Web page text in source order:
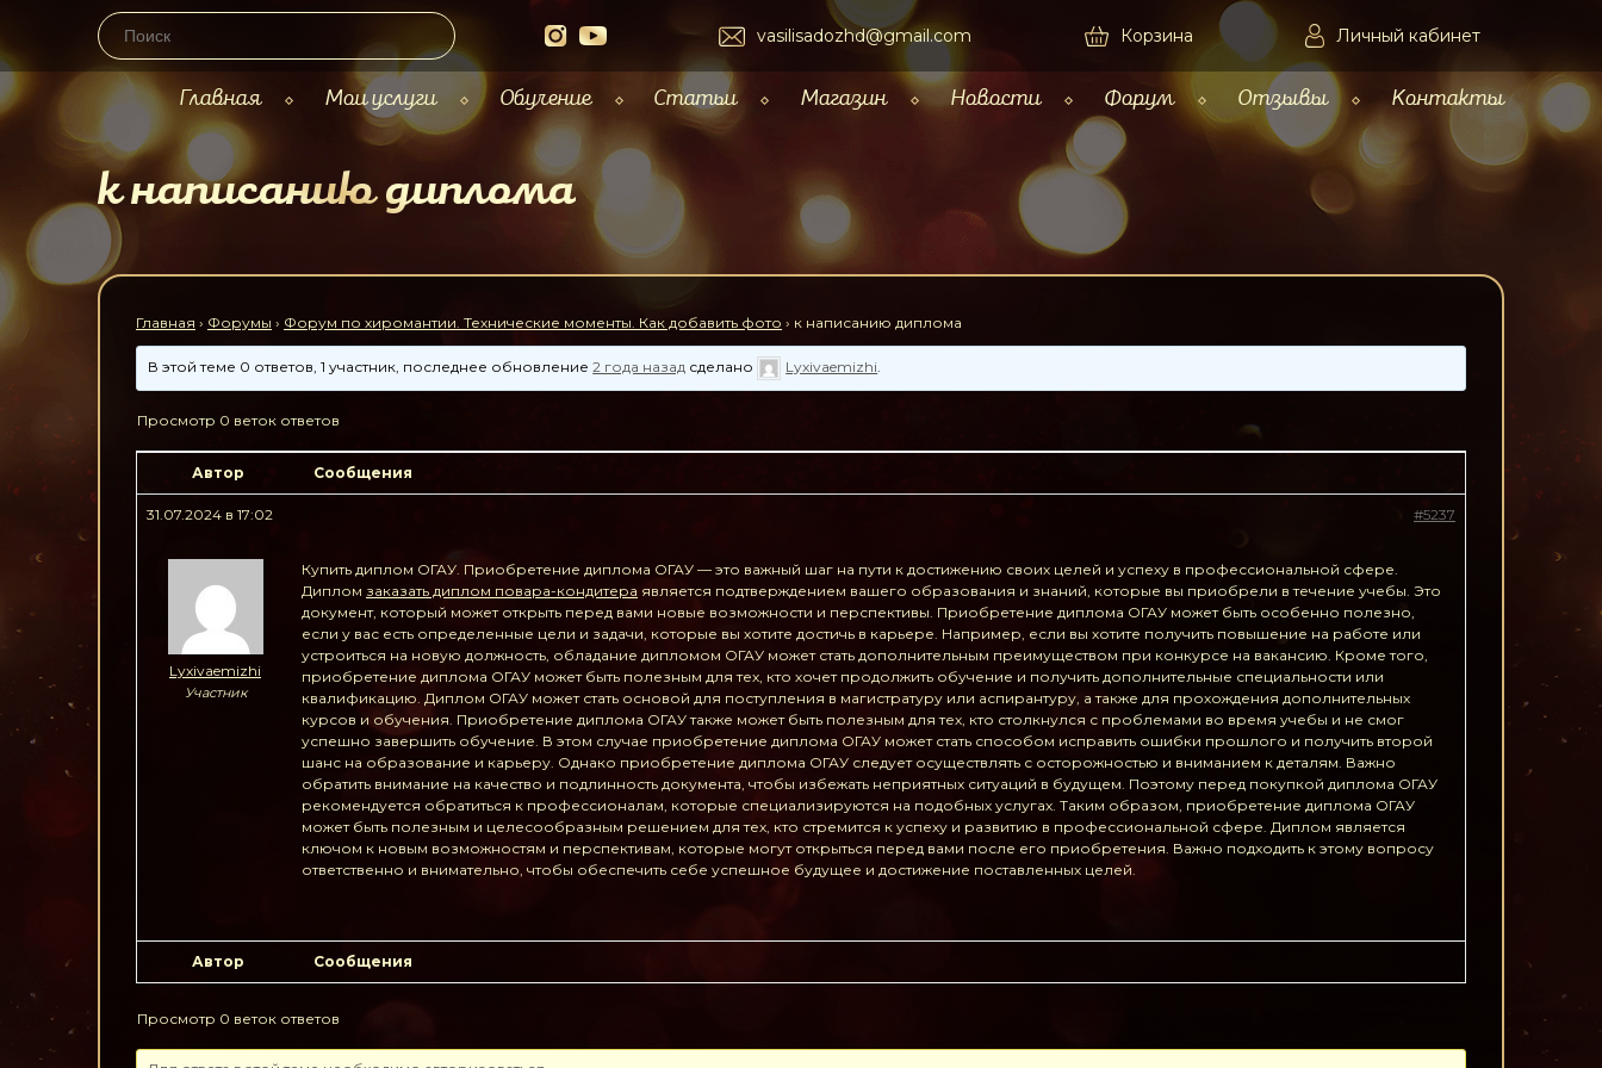
vasilisadozhd@gmail.com Корзина Личный кабинет
Главная Мои услуги Обучение Статьи Магазин Новости Форум Отзывы Контакты
к написанию диплома
Главная › Форумы › Форум по хиромантии. Технические моменты. Как добавить фото › к написанию диплома
В этой теме 0 ответов, 1 участник, последнее обновление2 года назад сделано Lyxivaemizhi.
Просмотр 0 веток ответов
Автор Сообщения
31.07.2024 в 17:02 #5237
Lyxivaemizhi
Участник
Купить диплом ОГАУ. Приобретение диплома ОГАУ — это важный шаг на пути к достижению своих целей и успеху в профессиональной сфере.
Диплом заказать диплом повара-кондитера является подтверждением вашего образования и знаний, которые вы приобрели в течение учебы. Это
документ, который может открыть перед вами новые возможности и перспективы. Приобретение диплома ОГАУ может быть особенно полезно,
если у вас есть определенные цели и задачи, которые вы хотите достичь в карьере. Например, если вы хотите получить повышение на работе или
устроиться на новую должность, обладание дипломом ОГАУ может стать дополнительным преимуществом при конкурсе на вакансию. Кроме того,
приобретение диплома ОГАУ может быть полезным для тех, кто хочет продолжить обучение и получить дополнительные специальности или
квалификацию. Диплом ОГАУ может стать основой для поступления в магистратуру или аспирантуру, а также для прохождения дополнительных
курсов и обучения. Приобретение диплома ОГАУ также может быть полезным для тех, кто столкнулся с проблемами во время учебы и не смог
успешно завершить обучение. В этом случае приобретение диплома ОГАУ может стать способом исправить ошибки прошлого и получить второй
шанс на образование и карьеру. Однако приобретение диплома ОГАУ следует осуществлять с осторожностью и вниманием к деталям. Важно
обратить внимание на качество и подлинность документа, чтобы избежать неприятных ситуаций в будущем. Поэтому перед покупкой диплома ОГАУ
рекомендуется обратиться к профессионалам, которые специализируются на подобных услугах. Таким образом, приобретение диплома ОГАУ
может быть полезным и целесообразным решением для тех, кто стремится к успеху и развитию в профессиональной сфере. Диплом является
ключом к новым возможностям и перспективам, которые могут открыться перед вами после его приобретения. Важно подходить к этому вопросу
ответственно и внимательно, чтобы обеспечить себе успешное будущее и достижение поставленных целей.
Автор Сообщения
Просмотр 0 веток ответов